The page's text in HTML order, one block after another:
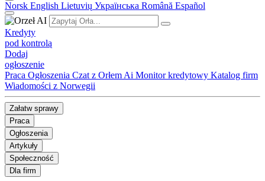
Norsk English Lietuvių Українська Română Español
Kredyty
pod kontrolą
Dodaj
ogłoszenie
Praca Ogłoszenia Czat z Orłem Ai Monitor kredytowy Katalog firm
Wiadomości z Norwegii
Załatw sprawy
Praca
Ogłoszenia
Artykuły
Społeczność
Dla firm